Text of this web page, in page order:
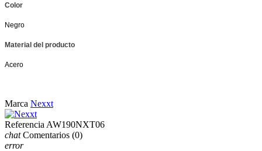
Color
Negro
Material del producto
Acero
Marca Nexxt
Referencia AW190NXT06
chat Comentarios (0)
error